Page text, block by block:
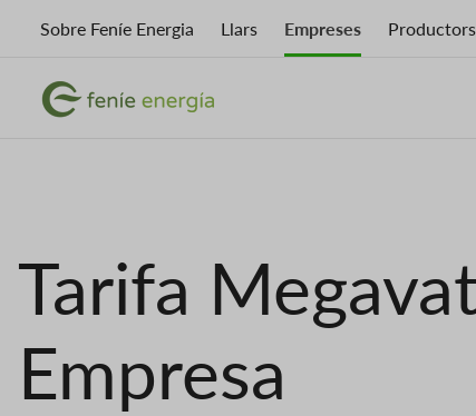
Sobre Feníe Energia Llars Empreses Productors
ImatgeImatge
Tarifa
Empresa